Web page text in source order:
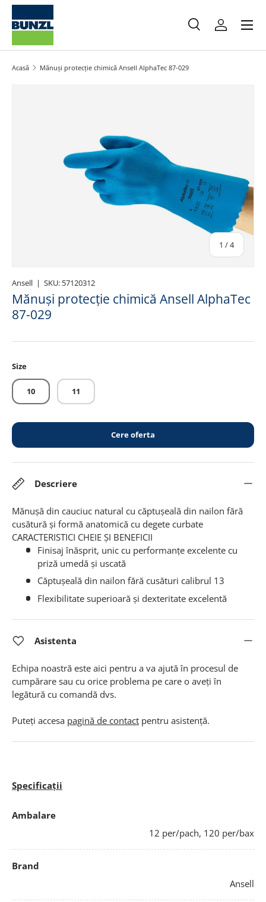
Salt la conținut
Caută
Caută
Meniu
Acasă Mănuși protecție chimică Ansell AlphaTec 87-029
1 /din
4
Ansell | SKU: 57120312
Mănuși protecție chimică Ansell AlphaTec
87-029
Size
10 11
Cere oferta
Descriere
Mănușă din cauciuc natural cu căptușeală din nailon fără
cusătură și formă anatomică cu degete curbate
CARACTERISTICI CHEIE ȘI BENEFICII
Finisaj înăsprit, unic cu performanțe excelente cu
priză umedă și uscată
Căptușeală din nailon fără cusături calibrul 13
Flexibilitate superioară şi dexteritate excelentă
Asistenta
Echipa noastră este aici pentru a va ajută în procesul de
cumpărare sau cu orice problema pe care o aveți în
legătură cu comandă dvs.
Puteți accesa pagină de contact pentru asistență.
Specificații
Ambalare
12 per/pach, 120 per/bax
Brand
Ansell